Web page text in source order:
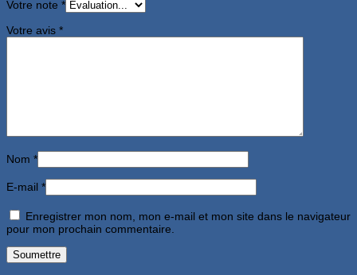
Votre note *
Votre avis *
Nom *
E-mail *
Enregistrer mon nom, mon e-mail et mon site dans le navigateur
pour mon prochain commentaire.